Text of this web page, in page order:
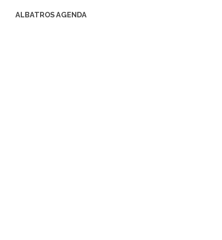
ALBATROS AGENDA